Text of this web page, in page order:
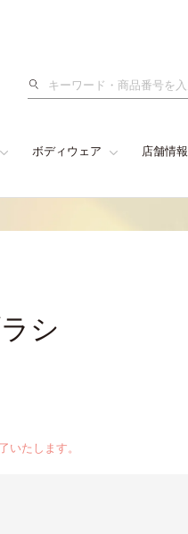
検
ボディウェア 店舗情報
シ
たします。